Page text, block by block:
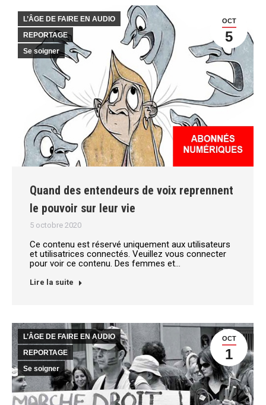
OCT
5
L’ÂGE DE FAIRE EN AUDIO
REPORTAGE
Se soigner
Quand des entendeurs de voix reprennent
le pouvoir sur leur vie
5 octobre 2020
Ce contenu est réservé uniquement aux utilisateurs
et utilisatrices connectés. Veuillez vous connecter
pour voir ce contenu. Des femmes et…
Lire la suite
OCT
1
L’ÂGE DE FAIRE EN AUDIO
REPORTAGE
Se soigner